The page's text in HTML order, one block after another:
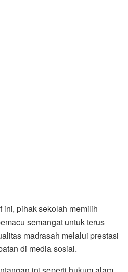
ini, pihak sekolah memilih
semangat untuk terus
madrasah melalui prestasi
di media sosial.